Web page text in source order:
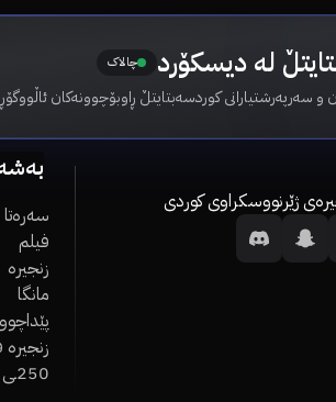
لە دیسکۆرد چالاک
و سەرپەرشتیارانی کوردسەبتایتڵ ڕاوبۆچوونەکان
ژێرنووسکراوی کوردی
سەرەتا
فیلم
زنجیرە
مانگا
زنجیرە
250ـی مێژوو